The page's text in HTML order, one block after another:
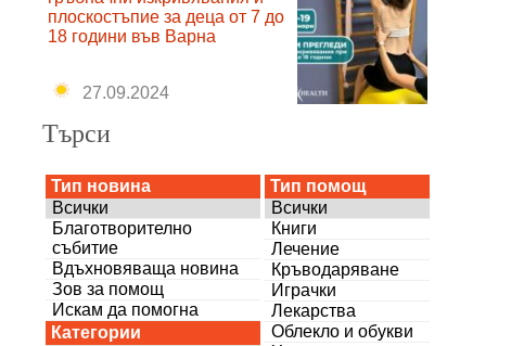
плоскостъпие за деца от 7 до
18 години във Варна
27.09.2024
Търси
Тип новина
Всички
Благотворително
събитие
Вдъхновяваща новина
Зов за помощ
Искам да помогна
Категории
Тип помощ
Всички
Книги
Лечение
Кръводаряване
Играчки
Лекарства
Облекло и обукви